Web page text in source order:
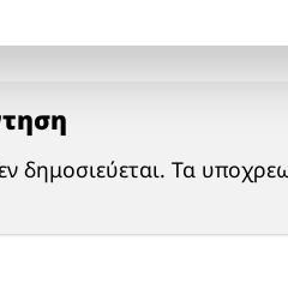
δημοσιεύεται. Τα